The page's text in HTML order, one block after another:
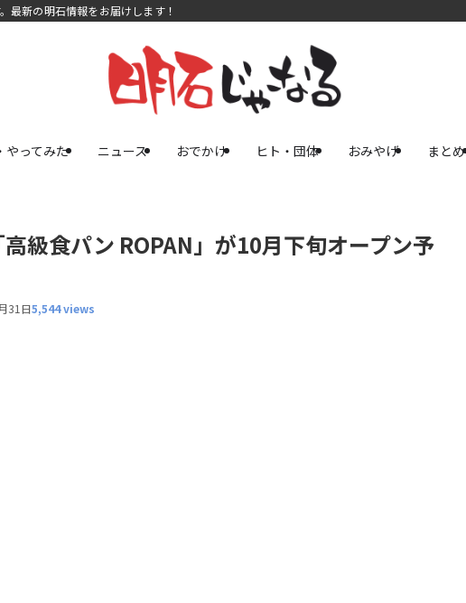
最新の明石情報をお届けします！
やってみた ニュース おでかけ ヒト・団体 おみやげ まとめ
級食パン ROPAN」が10月下旬オープン予
31日5,544 views